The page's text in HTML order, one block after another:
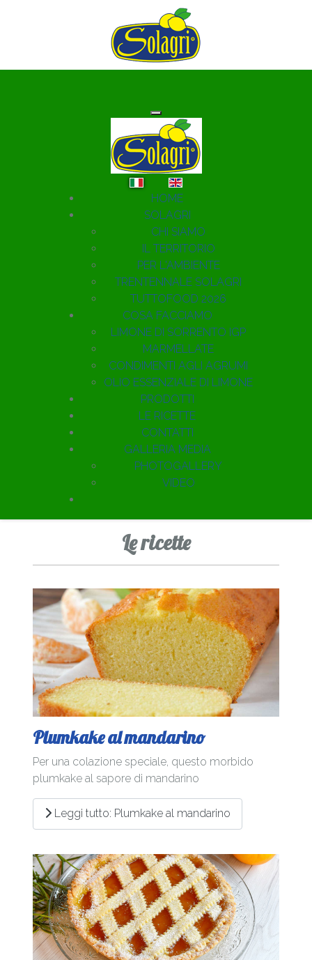
Seleziona la tua lingua
HOME
SOLAGRI
CHI SIAMO
IL TERRITORIO
PER L'AMBIENTE
TRENTENNALE SOLAGRI
TUTTOFOOD 2026
COSA FACCIAMO
LIMONE DI SORRENTO IGP
MARMELLATE
CONDIMENTI AGLI AGRUMI
OLIO ESSENZIALE DI LIMONE
PRODOTTI
LE RICETTE
CONTATTI
GALLERIA MEDIA
PHOTOGALLERY
VIDEO
Le ricette
Plumkake al mandarino
Per una colazione speciale, questo morbido
plumkake al sapore di mandarino
Leggi tutto: Plumkake al mandarino